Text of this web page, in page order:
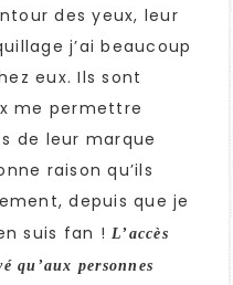
des yeux, leur
j’ai beaucoup
eux. Ils sont
me permettre
de leur marque
raison qu’ils
depuis que je
suis fan ! L’accès
qu’aux personnes